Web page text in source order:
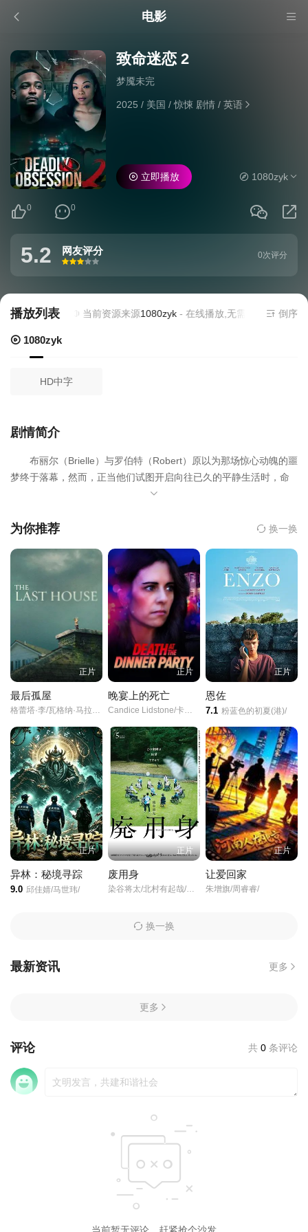
电影
致命迷恋 2
梦魇未完
2025 / 美国 / 惊悚 剧情/ 英语
0 0
立即播放 1080zyk
5.2 网友评分
很差
较差还行推荐力荐
0次评分
播放列表 当前资源来源1080zyk- 在线播放,无需安装播放器倒序
1080zyk
HD中字
剧情简介
布丽尔（Brielle）与罗伯特（Robert）原以为那场惊心动魄的噩
梦终于落幕，然而，正当他们试图开启向往已久的平静生活时，命
运却再次脱轨。随着昔日的旧相识与各怀鬼胎的新面孔接踵而至，
尽梦魇，才刚刚拉开序幕……
为你推荐 换一换
正片
最后孤屋
格蕾塔·李/瓦格纳·马拉/西德·爱德华兹/
正片
晚宴上的死亡
Candice Lidstone/卡梅伦·布罗德/马克·戴/Eden Broda/Bryce Wynter/玛蒂娜·奥尔蒂斯·路易斯/阿娜娜·里德瓦尔德/阮朴生/Jon Welch/
正片
恩佐
7.1 粉蓝色的初夏(港)/
正片
异林：秘境寻踪
9.0 邱佳婧/马世玮/
正片
废用身
染谷将太/北村有起哉/泷内公美/
正片
让爱回家
朱增旗/周睿睿/
换一换
最新资讯 更多
更多
评论 共 0 条评论
当前暂无评论，赶紧抢个沙发